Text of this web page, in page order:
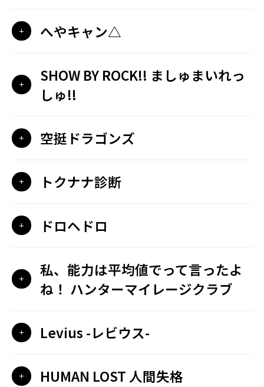
へやキャン△
SHOW BY ROCK!! ましゅまいれっ
しゅ!!
空挺ドラゴンズ
トクナナ診断
ドロヘドロ
私、能力は平均値でって言ったよ
ね！ ハンターマイレージクラブ
Levius -レビウス-
HUMAN LOST 人間失格